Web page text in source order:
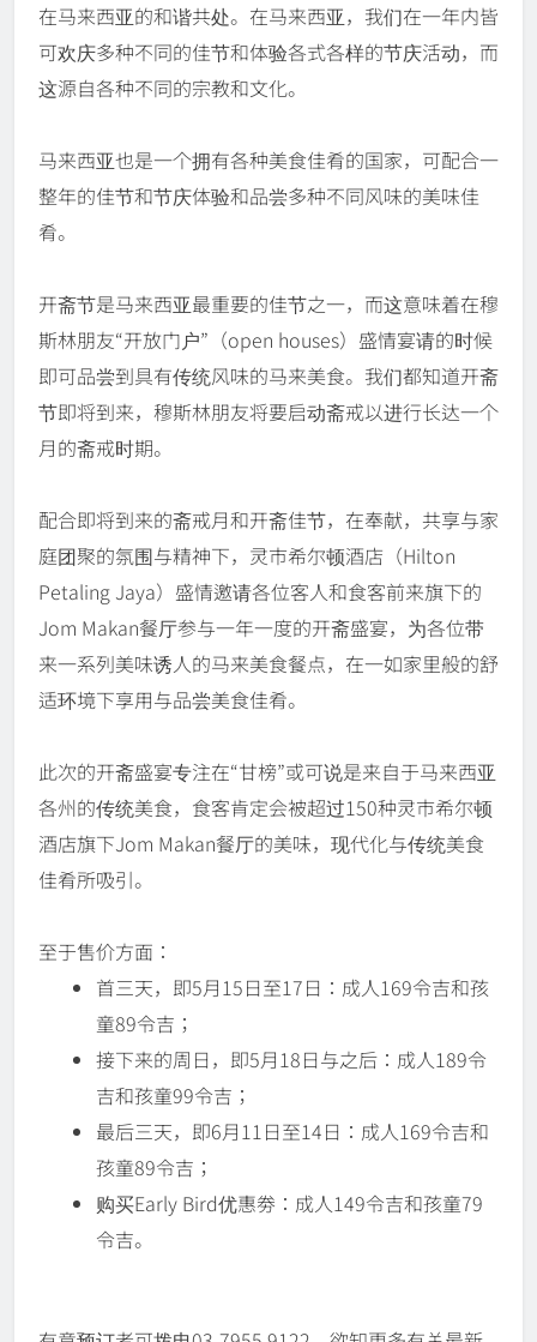
在马来西亚的和谐共处。在马来西亚，我们在一年内皆
可欢庆多种不同的佳节和体验各式各样的节庆活动，而
这源自各种不同的宗教和文化。
马来西亚也是一个拥有各种美食佳肴的国家，可配合一
整年的佳节和节庆体验和品尝多种不同风味的美味佳
肴。
开斋节是马来西亚最重要的佳节之一，而这意味着在穆
斯林朋友“开放门户”（open houses）盛情宴请的时候
即可品尝到具有传统风味的马来美食。我们都知道开斋
节即将到来，穆斯林朋友将要启动斋戒以进行长达一个
月的斋戒时期。
配合即将到来的斋戒月和开斋佳节，在奉献，共享与家
庭团聚的氛围与精神下，灵市希尔顿酒店（Hilton
Petaling Jaya）盛情邀请各位客人和食客前来旗下的
Jom Makan餐厅参与一年一度的开斋盛宴，为各位带
来一系列美味诱人的马来美食餐点，在一如家里般的舒
适环境下享用与品尝美食佳肴。
此次的开斋盛宴专注在“甘榜”或可说是来自于马来西亚
各州的传统美食，食客肯定会被超过150种灵市希尔顿
酒店旗下Jom Makan餐厅的美味，现代化与传统美食
佳肴所吸引。
至于售价方面：
首三天，即5月15日至17日：成人169令吉和孩
童89令吉；
接下来的周日，即5月18日与之后：成人189令
吉和孩童99令吉；
最后三天，即6月11日至14日：成人169令吉和
孩童89令吉；
购买Early Bird优惠劵：成人149令吉和孩童79
令吉。